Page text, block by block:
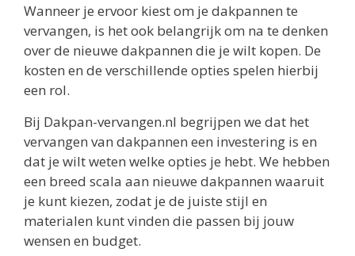
Wanneer je ervoor kiest om je dakpannen te
vervangen, is het ook belangrijk om na te denken
over de nieuwe dakpannen die je wilt kopen. De
kosten en de verschillende opties spelen hierbij
een rol.
Bij Dakpan-vervangen.nl begrijpen we dat het
vervangen van dakpannen een investering is en
dat je wilt weten welke opties je hebt. We hebben
een breed scala aan nieuwe dakpannen waaruit
je kunt kiezen, zodat je de juiste stijl en
materialen kunt vinden die passen bij jouw
wensen en budget.